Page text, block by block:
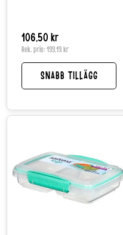
Normalpris
106,50 kr
Rek. pris: 133,13 kr
SNABB TILLÄGG